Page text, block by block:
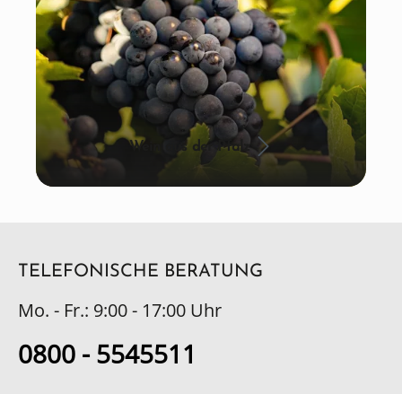
Wein aus der Pfalz
TELEFONISCHE BERATUNG
Mo. - Fr.: 9:00 - 17:00 Uhr
0800 - 5545511